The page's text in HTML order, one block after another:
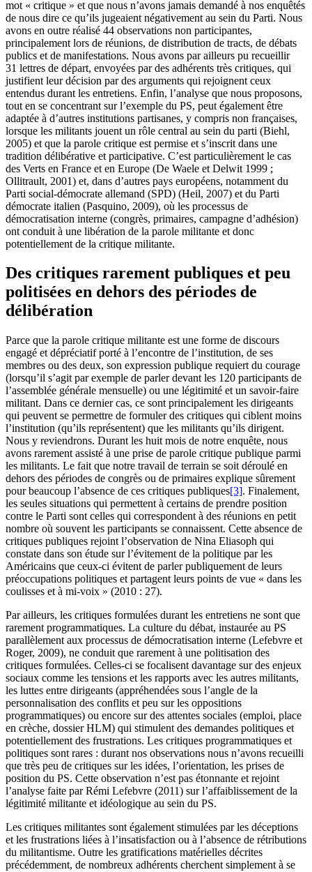
mot « critique » et que nous n’avons jamais demandé à nos enquêtés
de nous dire ce qu’ils jugeaient négativement au sein du Parti. Nous
avons en outre réalisé 44 observations non participantes,
principalement lors de réunions, de distribution de tracts, de débats
publics et de manifestations. Nous avons par ailleurs pu recueillir
31 lettres de départ, envoyées par des adhérents très critiques, qui
justifient leur décision par des arguments qui rejoignent ceux
entendus durant les entretiens. Enfin, l’analyse que nous proposons,
tout en se concentrant sur l’exemple du PS, peut également être
adaptée à d’autres institutions partisanes, y compris non françaises,
lorsque les militants jouent un rôle central au sein du parti (Biehl,
2005) et que la parole critique est permise et s’inscrit dans une
tradition délibérative et participative. C’est particulièrement le cas
des Verts en France et en Europe (De Waele et Delwit 1999 ;
Ollitrault, 2001) et, dans d’autres pays européens, notamment du
Parti social-démocrate allemand (SPD) (Heil, 2007) et du Parti
démocrate italien (Pasquino, 2009), où les processus de
démocratisation interne (congrès, primaires, campagne d’adhésion)
ont conduit à une libération de la parole militante et donc
potentiellement de la critique militante.
Des critiques rarement publiques et peu
politisées en dehors des périodes de
délibération
Parce que la parole critique militante est une forme de discours
engagé et dépréciatif porté à l’encontre de l’institution, de ses
membres ou des deux, son expression publique requiert du courage
(lorsqu’il s’agit par exemple de parler devant les 120 participants de
l’assemblée générale mensuelle) ou une légitimité et un savoir-faire
militant. Dans ce dernier cas, ce sont principalement les dirigeants
qui peuvent se permettre de formuler des critiques qui ciblent moins
l’institution (qu’ils représentent) que les militants qu’ils dirigent.
Nous y reviendrons. Durant les huit mois de notre enquête, nous
avons rarement assisté à une prise de parole critique publique parmi
les militants. Le fait que notre travail de terrain se soit déroulé en
dehors des périodes de congrès ou de primaires explique sûrement
pour beaucoup l’absence de ces critiques publiques[3]. Finalement,
les seules situations qui permettent à certains de prendre position
contre le Parti sont celles qui correspondent à des réunions en petit
nombre où souvent les participants se connaissent. Cette absence de
critiques publiques rejoint l’observation de Nina Eliasoph qui
constate dans son étude sur l’évitement de la politique par les
Américains que ceux-ci évitent de parler publiquement de leurs
préoccupations politiques et partagent leurs points de vue « dans les
coulisses et à mi-voix » (2010 : 27).
Par ailleurs, les critiques formulées durant les entretiens ne sont que
rarement programmatiques. La culture du débat, instaurée au PS
parallèlement aux processus de démocratisation interne (Lefebvre et
Roger, 2009), ne conduit que rarement à une politisation des
critiques formulées. Celles-ci se focalisent davantage sur des enjeux
sociaux comme les tensions et les rapports avec les autres militants,
les luttes entre dirigeants (appréhendées sous l’angle de la
personnalisation des conflits et peu sur les oppositions
programmatiques) ou encore sur des attentes sociales (emploi, place
en crèche, dossier HLM) qui stimulent des demandes politiques et
potentiellement des frustrations. Les critiques programmatiques et
politiques sont rares : durant nos observations nous n’avons recueilli
que très peu de critiques sur les idées, l’orientation, les prises de
position du PS. Cette observation n’est pas étonnante et rejoint
l’analyse faite par Rémi Lefebvre (2011) sur l’affaiblissement de la
légitimité militante et idéologique au sein du PS.
Les critiques militantes sont également stimulées par les déceptions
et les frustrations liées à l’insatisfaction ou à l’absence de rétributions
du militantisme. Outre les gratifications matérielles décrites
précédemment, de nombreux adhérents cherchent simplement à se